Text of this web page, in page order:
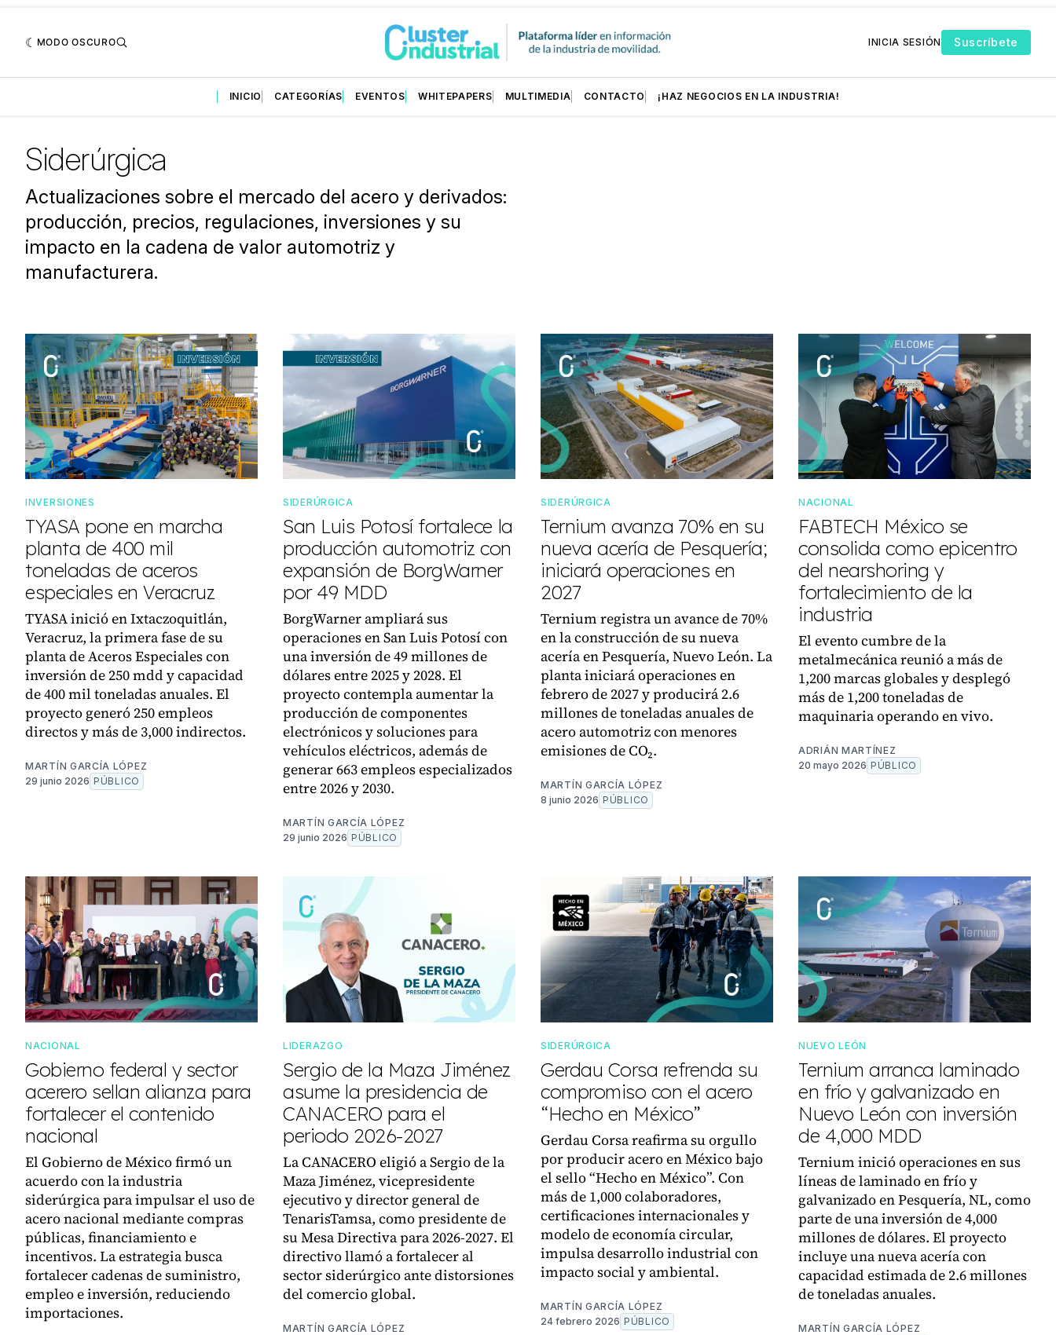
MODO OSCURO INICIA SESIÓN Suscríbete
INICIO CATEGORÍAS EVENTOS WHITEPAPERS MULTIMEDIA CONTACTO ¡HAZ NEGOCIOS EN LA INDUSTRIA!
Siderúrgica
Actualizaciones sobre el mercado del acero y derivados:
producción, precios, regulaciones, inversiones y su
impacto en la cadena de valor automotriz y
manufacturera.
INVERSIONES
TYASA pone en marcha
planta de 400 mil
toneladas de aceros
especiales en Veracruz
TYASA inició en Ixtaczoquitlán,
Veracruz, la primera fase de su
planta de Aceros Especiales con
inversión de 250 mdd y capacidad
de 400 mil toneladas anuales. El
proyecto generó 250 empleos
directos y más de 3,000 indirectos.
MARTÍN GARCÍA LÓPEZ
29 junio 2026 PÚBLICO
SIDERÚRGICA
San Luis Potosí fortalece la
producción automotriz con
expansión de BorgWarner
por 49 MDD
BorgWarner ampliará sus
operaciones en San Luis Potosí con
una inversión de 49 millones de
dólares entre 2025 y 2028. El
proyecto contempla aumentar la
producción de componentes
electrónicos y soluciones para
vehículos eléctricos, además de
generar 663 empleos especializados
entre 2026 y 2030.
MARTÍN GARCÍA LÓPEZ
29 junio 2026 PÚBLICO
SIDERÚRGICA
Ternium avanza 70% en su
nueva acería de Pesquería;
iniciará operaciones en
2027
Ternium registra un avance de 70%
en la construcción de su nueva
acería en Pesquería, Nuevo León. La
planta iniciará operaciones en
febrero de 2027 y producirá 2.6
millones de toneladas anuales de
acero automotriz con menores
emisiones de CO₂.
MARTÍN GARCÍA LÓPEZ
8 junio 2026 PÚBLICO
NACIONAL
FABTECH México se
consolida como epicentro
del nearshoring y
fortalecimiento de la
industria
El evento cumbre de la
metalmecánica reunió a más de
1,200 marcas globales y desplegó
más de 1,200 toneladas de
maquinaria operando en vivo.
ADRIÁN MARTÍNEZ
20 mayo 2026 PÚBLICO
NACIONAL
Gobierno federal y sector
acerero sellan alianza para
fortalecer el contenido
nacional
El Gobierno de México firmó un
acuerdo con la industria
siderúrgica para impulsar el uso de
acero nacional mediante compras
públicas, financiamiento e
incentivos. La estrategia busca
fortalecer cadenas de suministro,
empleo e inversión, reduciendo
importaciones.
LIDERAZGO
Sergio de la Maza Jiménez
asume la presidencia de
CANACERO para el
periodo 2026-2027
La CANACERO eligió a Sergio de la
Maza Jiménez, vicepresidente
ejecutivo y director general de
TenarisTamsa, como presidente de
su Mesa Directiva para 2026-2027. El
directivo llamó a fortalecer al
sector siderúrgico ante distorsiones
del comercio global.
MARTÍN GARCÍA LÓPEZ
SIDERÚRGICA
Gerdau Corsa refrenda su
compromiso con el acero
“Hecho en México”
Gerdau Corsa reafirma su orgullo
por producir acero en México bajo
el sello “Hecho en México”. Con
más de 1,000 colaboradores,
certificaciones internacionales y
modelo de economía circular,
impulsa desarrollo industrial con
impacto social y ambiental.
MARTÍN GARCÍA LÓPEZ
24 febrero 2026 PÚBLICO
NUEVO LEÓN
Ternium arranca laminado
en frío y galvanizado en
Nuevo León con inversión
de 4,000 MDD
Ternium inició operaciones en sus
líneas de laminado en frío y
galvanizado en Pesquería, NL, como
parte de una inversión de 4,000
millones de dólares. El proyecto
incluye una nueva acería con
capacidad estimada de 2.6 millones
de toneladas anuales.
MARTÍN GARCÍA LÓPEZ